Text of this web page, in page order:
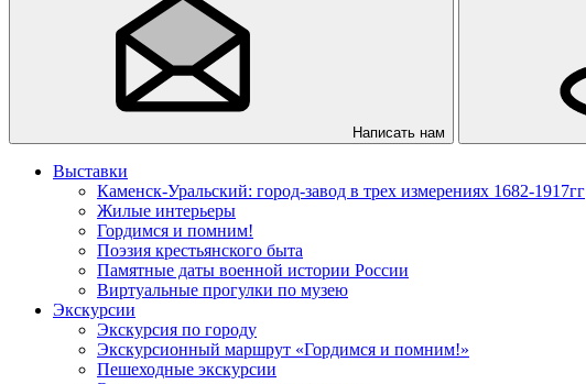
Написать нам
Выставки
Каменск-Уральский: город-завод в трех измерениях 1682-1917гг
Жилые интерьеры
Гордимся и помним!
Поэзия крестьянского быта
Памятные даты военной истории России
Виртуальные прогулки по музею
Экскурсии
Экскурсия по городу
Экскурсионный маршрут «Гордимся и помним!»
Пешеходные экскурсии